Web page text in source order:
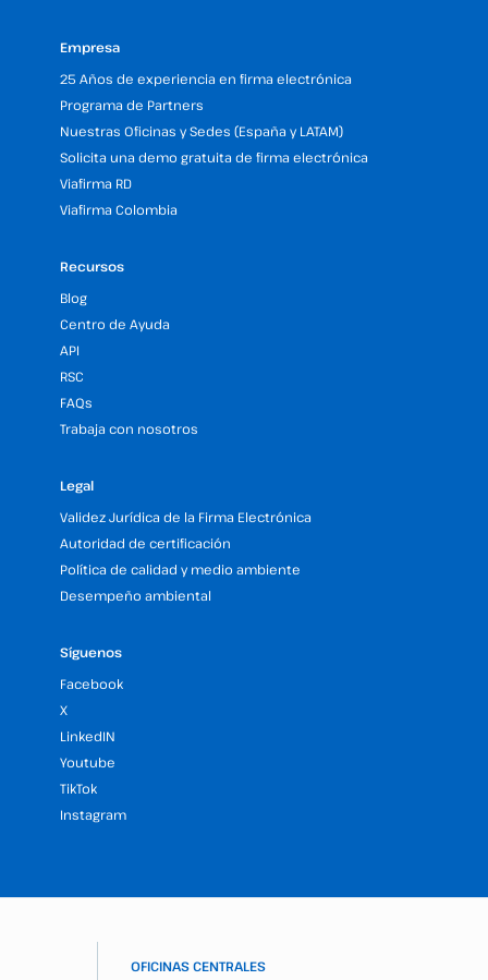
Empresa
25 Años de experiencia en firma electrónica
Programa de Partners
Nuestras Oficinas y Sedes (España y LATAM)
Solicita una demo gratuita de firma electrónica
Viafirma RD
Viafirma Colombia
Recursos
Blog
Centro de Ayuda
API
RSC
FAQs
Trabaja con nosotros
Legal
Validez Jurídica de la Firma Electrónica
Autoridad de certificación
Política de calidad y medio ambiente
Desempeño ambiental
Síguenos
Facebook
X
LinkedIN
Youtube
TikTok
Instagram
OFICINAS CENTRALES